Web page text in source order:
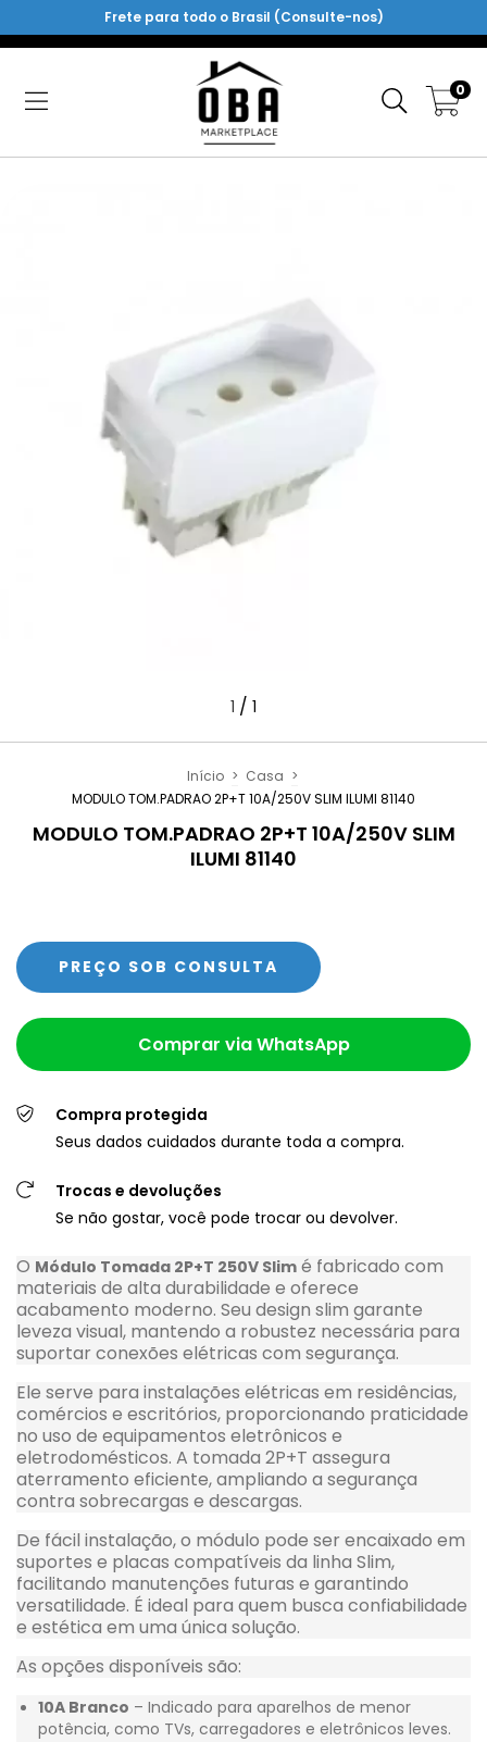
Frete para todo o Brasil (Consulte-nos)
0
1 / 1
Início > Casa >
MODULO TOM.PADRAO 2P+T 10A/250V SLIM ILUMI 81140
MODULO TOM.PADRAO 2P+T 10A/250V SLIM
ILUMI 81140
Comprar via WhatsApp
Compra protegida
Seus dados cuidados durante toda a compra.
Trocas e devoluções
Se não gostar, você pode trocar ou devolver.
O Módulo Tomada 2P+T 250V Slim é fabricado com
materiais de alta durabilidade e oferece
acabamento moderno. Seu design slim garante
leveza visual, mantendo a robustez necessária para
suportar conexões elétricas com segurança.
Ele serve para instalações elétricas em residências,
comércios e escritórios, proporcionando praticidade
no uso de equipamentos eletrônicos e
eletrodomésticos. A tomada 2P+T assegura
aterramento eficiente, ampliando a segurança
contra sobrecargas e descargas.
De fácil instalação, o módulo pode ser encaixado em
suportes e placas compatíveis da linha Slim,
facilitando manutenções futuras e garantindo
versatilidade. É ideal para quem busca confiabilidade
e estética em uma única solução.
As opções disponíveis são:
10A Branco – Indicado para aparelhos de menor
potência, como TVs, carregadores e eletrônicos leves.